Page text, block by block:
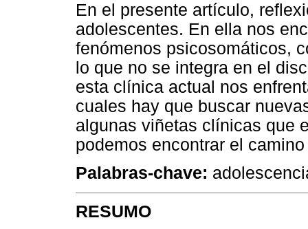
En el presente artículo,
adolescentes. En ella nos
fenómenos psicosomáticos,
lo que no se integra en el
esta clínica actual nos
cuales hay que buscar
algunas viñetas clínicas que
podemos encontrar el
Palabras-chave:
RESUMO